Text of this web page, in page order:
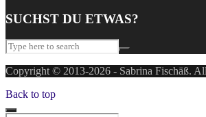
SUCHST DU ETWAS?
Copyright © 2013-2026 - Sabrina Fischäß.
Back to top